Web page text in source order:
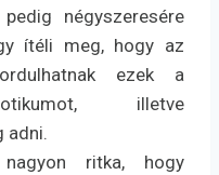
négyszeresére
ítéli meg, hogy az
ezek a
illetve
adni.
ritka, hogy